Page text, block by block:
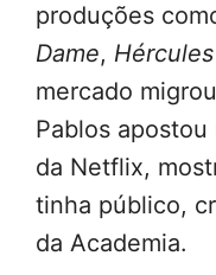
produções
Dame, Hércules
mercado
Pablos
da Netflix,
tinha público,
da Academia.